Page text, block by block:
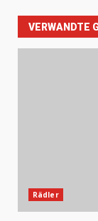
VERWANDTE
Rädler